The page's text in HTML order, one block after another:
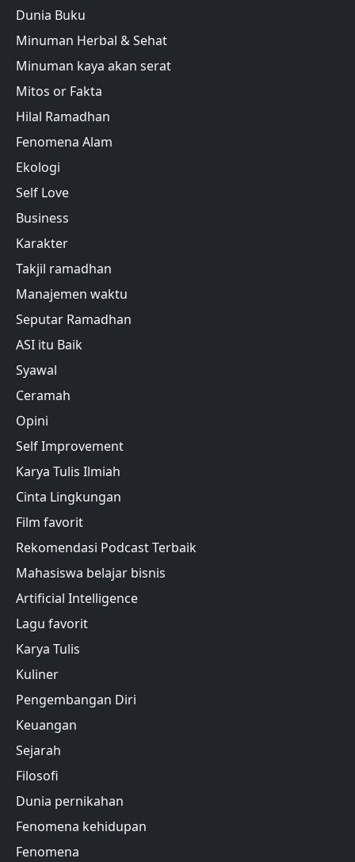
Dunia Buku
Minuman Herbal & Sehat
Minuman kaya akan serat
Mitos or Fakta
Hilal Ramadhan
Fenomena Alam
Ekologi
Self Love
Business
Karakter
Takjil ramadhan
Manajemen waktu
Seputar Ramadhan
ASI itu Baik
Syawal
Ceramah
Opini
Self Improvement
Karya Tulis Ilmiah
Cinta Lingkungan
Film favorit
Rekomendasi Podcast Terbaik
Mahasiswa belajar bisnis
Artificial Intelligence
Lagu favorit
Karya Tulis
Kuliner
Pengembangan Diri
Keuangan
Sejarah
Filosofi
Dunia pernikahan
Fenomena kehidupan
Fenomena